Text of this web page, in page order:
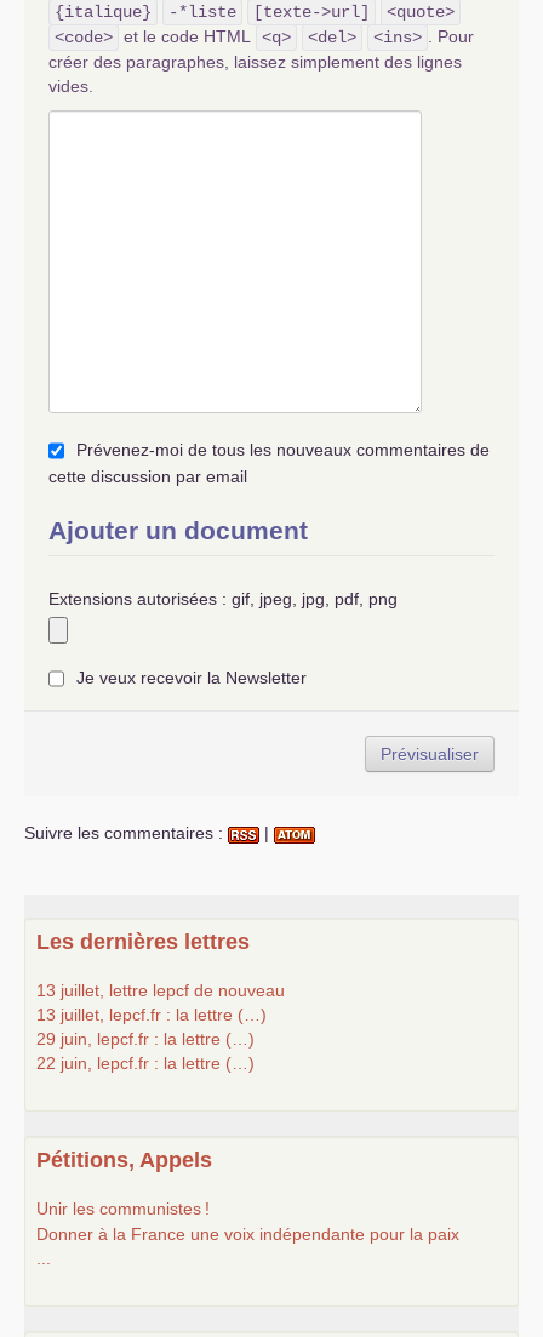
{italique}
-*liste [texte->url]
<quote>
<code> et le code HTML <q> <del> <ins>
. Pour
créer des paragraphes, laissez simplement des lignes
vides.
Prévenez-moi de tous les nouveaux commentaires de
cette discussion par email
Ajouter un document
Extensions autorisées : gif, jpeg, jpg, pdf, png
Je veux recevoir la Newsletter
Suivre les commentaires : |
Les dernières lettres
13 juillet, lettre lepcf de nouveau
13 juillet, lepcf.fr : la lettre (…)
29 juin, lepcf.fr : la lettre (…)
22 juin, lepcf.fr : la lettre (…)
Pétitions, Appels
Unir les communistes !
Donner à la France une voix indépendante pour la paix
...